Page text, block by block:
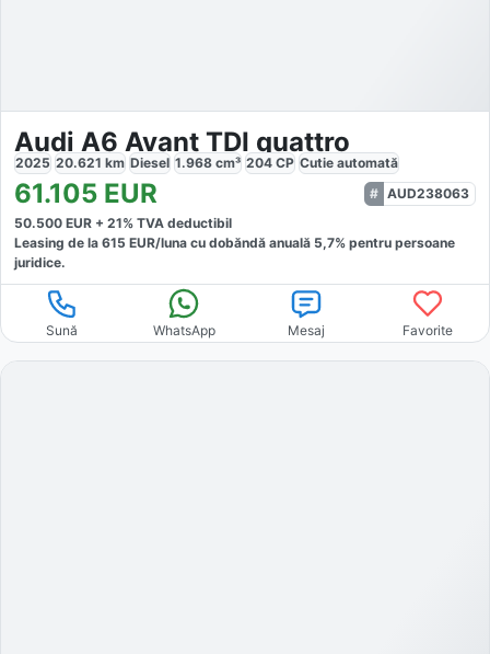
Audi A6 Avant TDI quattro
2025 20.621 km Diesel 1.968 cm³ 204 CP Cutie automată
61.105 EUR
AUD238063
50.500 EUR + 21% TVA deductibil
Leasing de la 615 EUR/luna cu dobăndă anuală 5,7% pentru persoane
juridice.
Sună WhatsApp Mesaj Favorite